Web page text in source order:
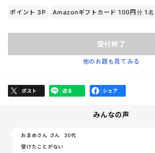
ポイント 3P Amazonギフトカード 100円分 1名
受付終了
他のお題も見てみる
みんなの声
おまめさん さん
30代
受けたことがない